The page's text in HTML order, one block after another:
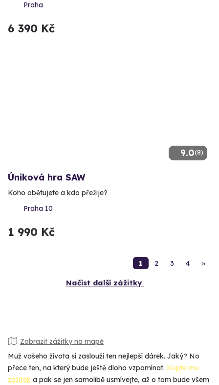
Praha
6 390 Kč
9.0(8)
Úniková hra SAW
Koho obětujete a kdo přežije?
Praha 10
1 990 Kč
1 2 3 4 »
Načíst další zážitky
Zobrazit zážitky na mapě
Muž vašeho života si zaslouží ten nejlepší dárek. Jaký? No
přece ten, na který bude ještě dloho vzpomínat. Kupte mu
zážitek a pak se jen samolibě usmívejte, až o tom bude všem